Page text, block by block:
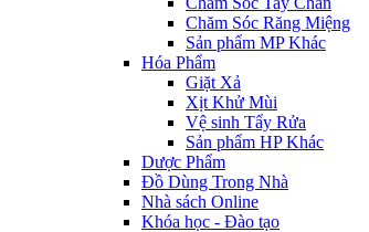
Chăm Sóc Răng Miệng
Sản phẩm MP Khác
Hóa Phẩm
Giặt Xả
Xịt Khử Mùi
Vệ sinh Tẩy Rửa
Sản phẩm HP Khác
Dược Phẩm
Đồ Dùng Trong Nhà
Nhà sách Online
Khóa học - Đào tạo